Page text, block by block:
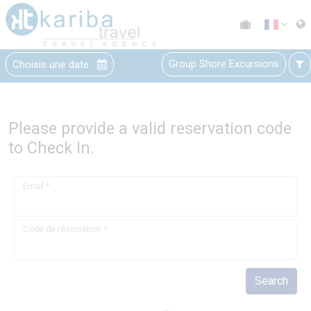
Choisis une date Group Shore Excursions
Please provide a valid reservation code
to Check In.
Email *
Code de réservation *
Search